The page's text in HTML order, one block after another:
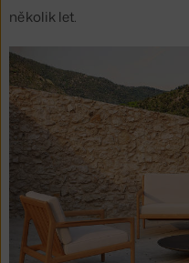
několik let.